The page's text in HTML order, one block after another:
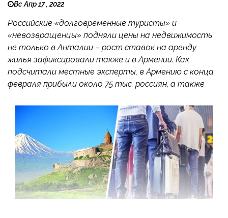
Вс Апр 17 , 2022
Российские «долговременные туристы» и
«невозвращенцы» подняли цены на недвижимость
не только в Анталии – рост ставок на аренду
жилья зафиксировали также и в Армении. Как
подсчитали местные эксперты, в Армению с конца
февраля прибыли около 75 тыс. россиян, а также